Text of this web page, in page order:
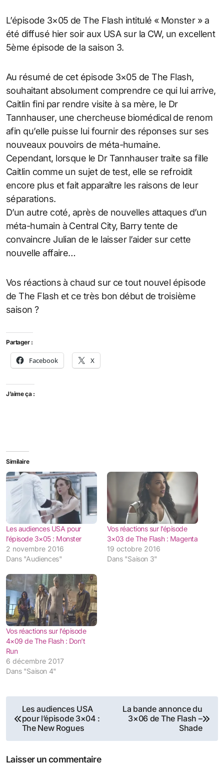
L’épisode 3×05 de The Flash intitulé « Monster » a
été diffusé hier soir aux USA sur la CW, un excellent
5ème épisode de la saison 3.
Au résumé de cet épisode 3×05 de The Flash,
souhaitant absolument comprendre ce qui lui arrive,
Caitlin fini par rendre visite à sa mère, le Dr
Tannhauser, une chercheuse biomédical de renom
afin qu’elle puisse lui fournir des réponses sur ses
nouveaux pouvoirs de méta-humaine.
Cependant, lorsque le Dr Tannhauser traite sa fille
Caitlin comme un sujet de test, elle se refroidit
encore plus et fait apparaître les raisons de leur
séparations.
D’un autre coté, après de nouvelles attaques d’un
méta-humain à Central City, Barry tente de
convaincre Julian de le laisser l’aider sur cette
nouvelle affaire…
Vos réactions à chaud sur ce tout nouvel épisode
de The Flash et ce très bon début de troisième
saison ?
Partager :
Facebook X
J’aime ça :
Similaire
Les audiences USA pour
l’épisode 3×05 : Monster
2 novembre 2016
Dans "Audiences"
Vos réactions sur l’épisode
3×03 de The Flash : Magenta
19 octobre 2016
Dans "Saison 3"
Vos réactions sur l’épisode
4×09 de The Flash : Don’t
Run
6 décembre 2017
Dans "Saison 4"
Navigation
de
l’article
Les audiences USA
pour l’épisode 3×04 :
The New Rogues
La bande annonce du
3×06 de The Flash –
Shade
Laisser un commentaire